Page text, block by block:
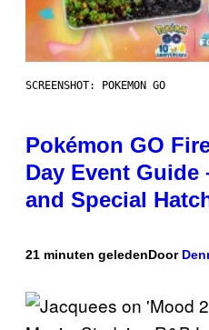
SCREENSHOT: POKEMON GO
Pokémon GO
Day Event Guide
and Special
21 minuten geledenDoor